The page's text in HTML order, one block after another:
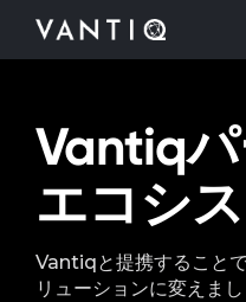
プラットフォーム
事業内容
パートナーシップ
Vantiq
エコシ
Vantiqと提携すること
リューションに変えま